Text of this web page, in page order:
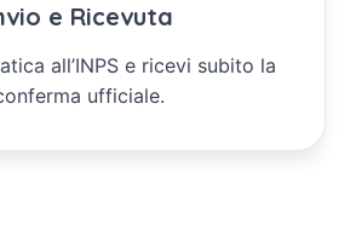
e Ricevuta
all’INPS e ricevi subito la
ufficiale.